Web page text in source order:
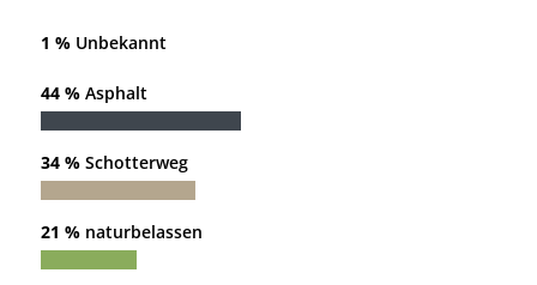
1 %Unbekannt
44 %Asphalt
34 %Schotterweg
21 %naturbelassen